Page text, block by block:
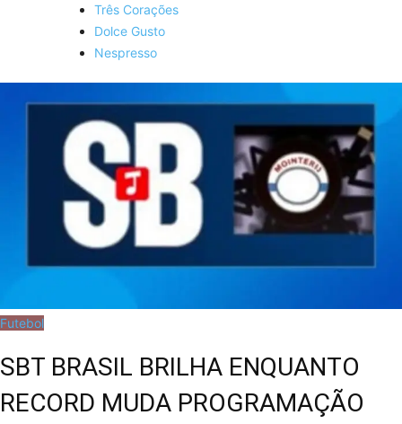
Três Corações
Dolce Gusto
Nespresso
Futebol
SBT BRASIL BRILHA ENQUANTO
RECORD MUDA PROGRAMAÇÃO